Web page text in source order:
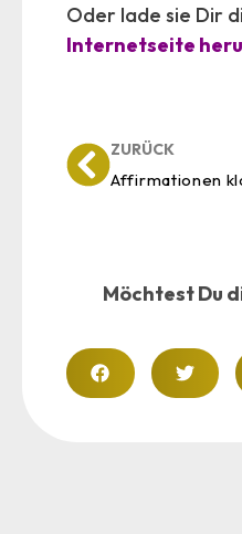
Oder lade sie Dir
Internetseite
ZURÜCK
Möchtest Du